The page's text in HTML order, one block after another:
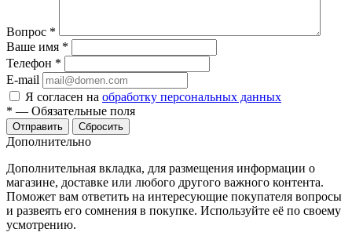
Вопрос *
Ваше имя *
Телефон *
E-mail
Я согласен на обработку персональных данных
* — Обязательные поля
Отправить Сбросить
Дополнительно
Дополнительная вкладка, для размещения информации о
магазине, доставке или любого другого важного контента.
Поможет вам ответить на интересующие покупателя вопросы
и развеять его сомнения в покупке. Используйте её по своему
усмотрению.